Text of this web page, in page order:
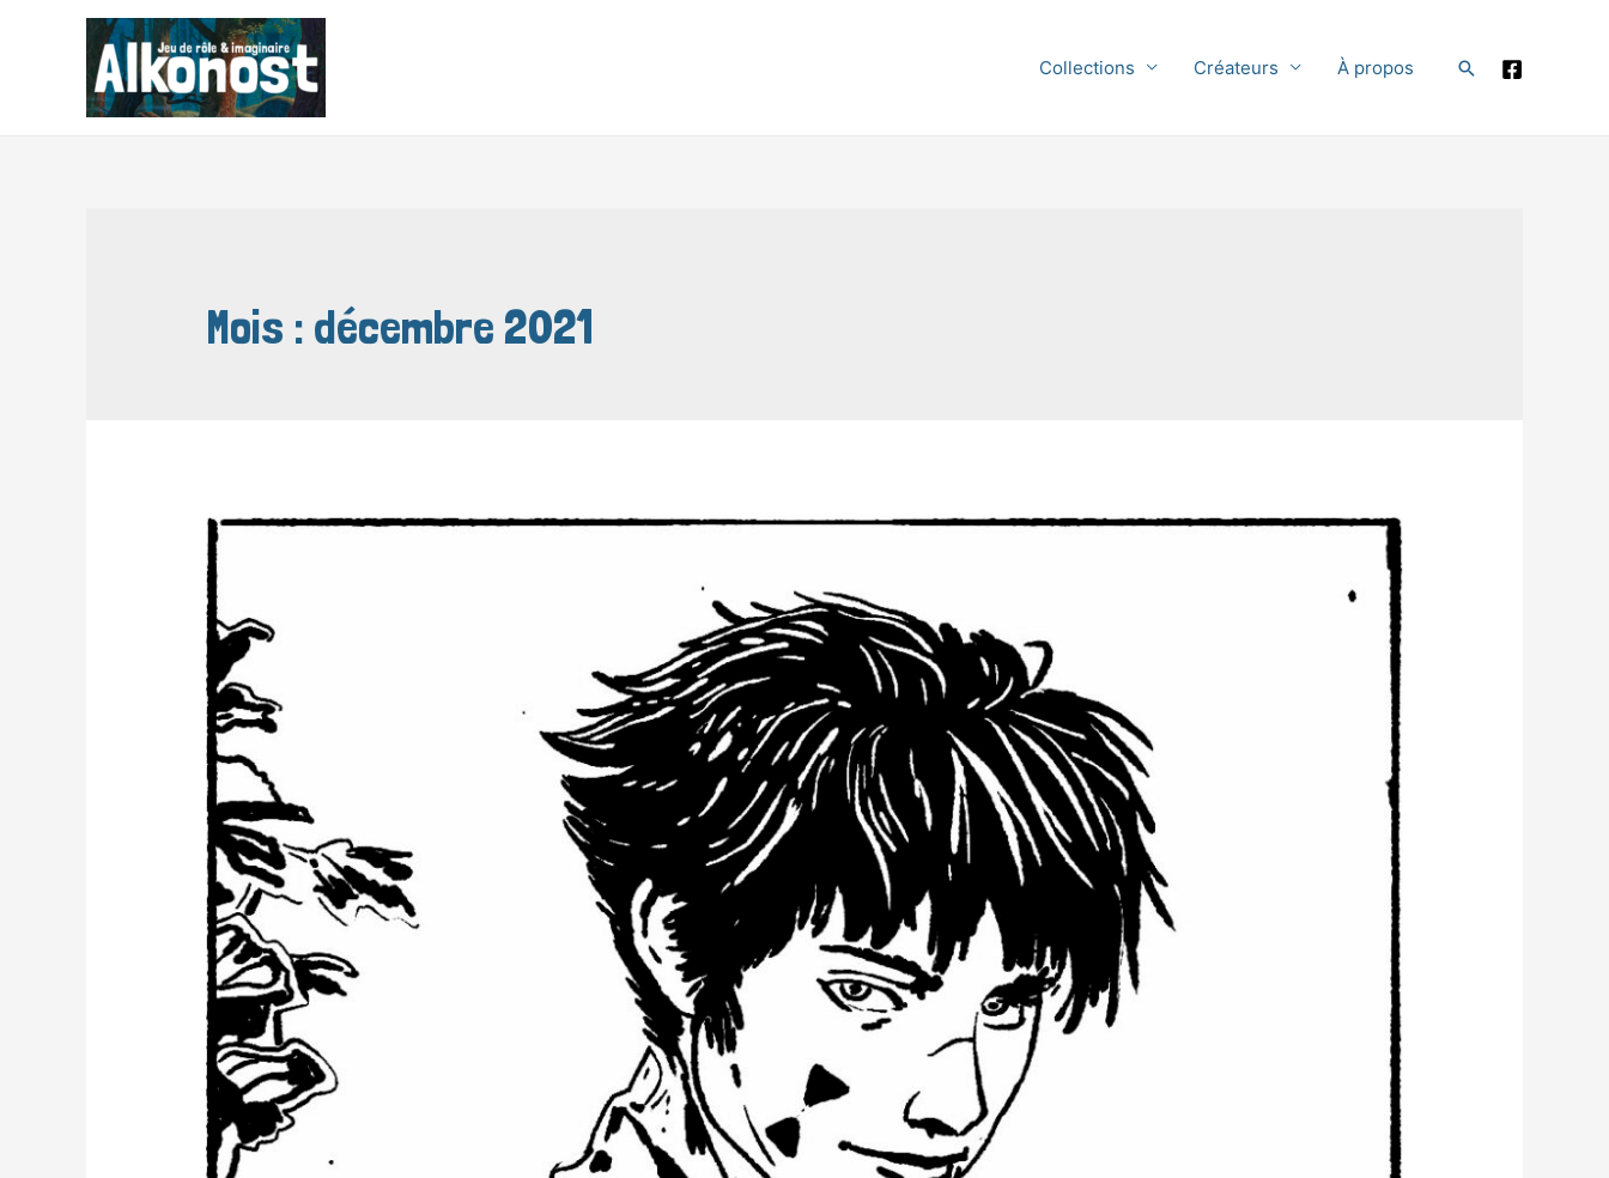
Collections Créateurs À propos Rechercher
Mois : décembre 2021